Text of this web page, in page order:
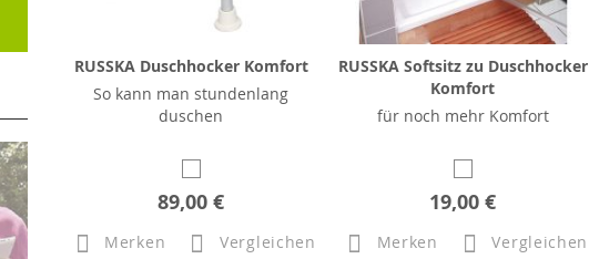
RUSSKA Duschhocker Komfort
So kann man stundenlang
duschen
89,00 €
Merken Vergleichen
RUSSKA Softsitz zu Duschhocker
Komfort
für noch mehr Komfort
19,00 €
Merken Vergleichen